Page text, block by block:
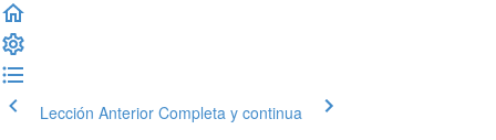
Lección Anterior Completa y continua